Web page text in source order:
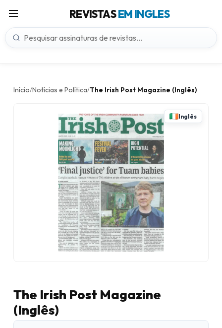
REVISTASEM INGLES
Início/Notícias e Política/The Irish Post Magazine (Inglês)
Inglês
The Irish Post Magazine
(Inglês)